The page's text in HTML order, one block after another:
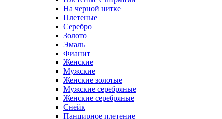
На черной нитке
Плетеные
Серебро
Золото
Эмаль
Фианит
Женские
Мужские
Женские золотые
Мужские серебряные
Женские серебряные
Снейк
Панцирное плетение